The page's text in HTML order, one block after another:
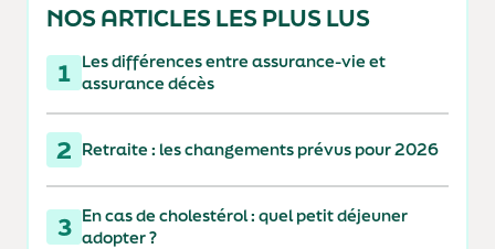
NOS ARTICLES LES PLUS LUS
1 Les différences entre assurance-vie et
assurance décès
2 Retraite : les changements prévus pour 2026
3 En cas de cholestérol : quel petit déjeuner
adopter ?